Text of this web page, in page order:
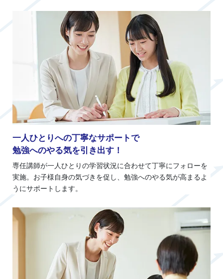
一人ひとりへの丁寧なサポートで
勉強へのやる気を引き出す！
専任講師が一人ひとりの学習状況に合わせて丁寧にフォローを
実施。お子様自身の気づきを促し、勉強へのやる気が高まるよ
うにサポートします。